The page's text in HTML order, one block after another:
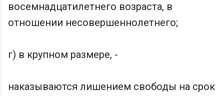
восемнадцатилетнего возраста, в
отношении несовершеннолетнего;
г) в крупном размере, -
наказываются лишением свободы на срок